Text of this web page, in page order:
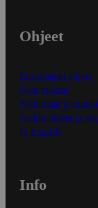
Ohjeet
Ensitilaajan ohjeet
Näin maksat
Näin tilaat ja
Kaikki ohjeet ja
In English
Info